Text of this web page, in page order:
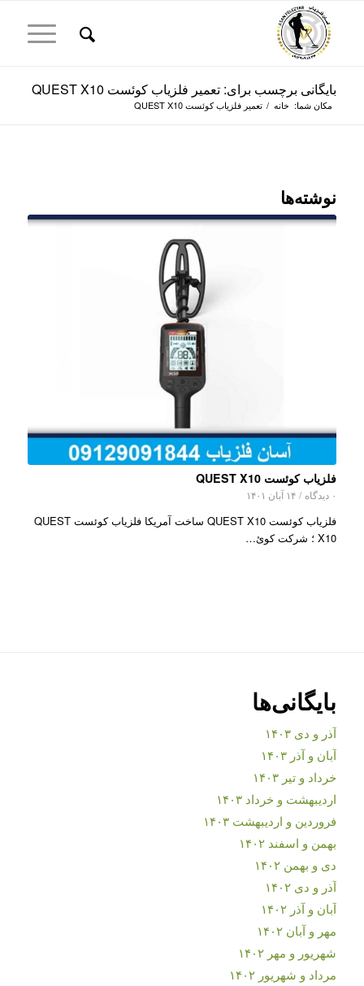
بایگانی برچسب برای: تعمیر فلزیاب کوئست QUEST X10
مکان شما: خانه / تعمیر فلزیاب کوئست QUEST X10
نوشته‌ها
فلزیاب کوئست QUEST X10
۰ دیدگاه / ۱۴ آبان ۱۴۰۱
فلزیاب کوئست QUEST X10 ساخت آمریکا فلزیاب کوئست QUEST
X10 ؛ شرکت کوئ…
بایگانی‌ها
آذر و دی ۱۴۰۳
آبان و آذر ۱۴۰۳
خرداد و تیر ۱۴۰۳
اردیبهشت و خرداد ۱۴۰۳
فروردین و اردیبهشت ۱۴۰۳
بهمن و اسفند ۱۴۰۲
دی و بهمن ۱۴۰۲
آذر و دی ۱۴۰۲
آبان و آذر ۱۴۰۲
مهر و آبان ۱۴۰۲
شهریور و مهر ۱۴۰۲
مرداد و شهریور ۱۴۰۲